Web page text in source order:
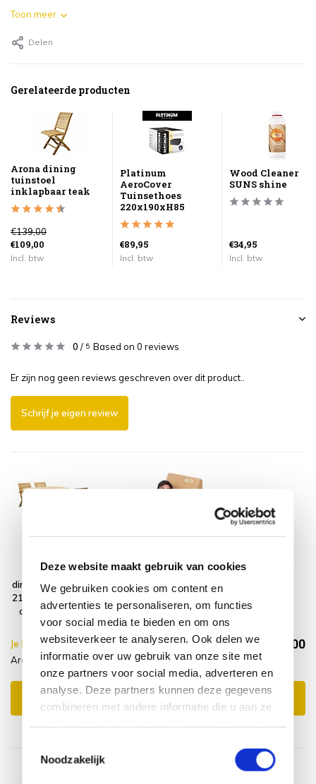
Deze website maakt gebruik van cookies
We gebruiken cookies om content en
advertenties te personaliseren, om functies
voor social media te bieden en om ons
websiteverkeer te analyseren. Ook delen we
informatie over uw gebruik van onze site met
onze partners voor social media, adverteren en
analyse. Deze partners kunnen deze gegevens
combineren met andere informatie die u aan ze
Noodzakelijk
Toon meer
Delen
Gerelateerde producten
Arona dining
tuinstoel
inklapbaar teak
€139,00
€109,00
Incl. btw
Platinum
AeroCover
Tuinsethoes
220x190xH85
€89,95
Incl. btw
Wood Cleaner
SUNS shine
€34,95
Incl. btw
Reviews
0 / 5 Based on 0 reviews
Er zijn nog geen reviews geschreven over dit product..
Schrijf je eigen review
uitschuifbare
dining tuinset 160-
210x100 cm blad 4
cm 5-delig teak
- Extra gemak &
geen afval
Je bespaart €10.00,- €1.544,00 €1.534,00
Arona Ovaal + Service levering Incl. btw
Toevoegen aan winkelwagen